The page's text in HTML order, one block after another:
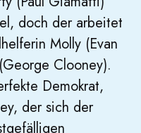
doch der arbeitet
Molly (Evan
Clooney).
Demokrat,
der sich der